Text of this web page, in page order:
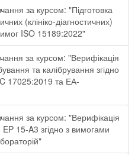
за курсом: "Підготовка
(клініко-діагностичних)
ISO 15189:2022"
за курсом: "Верифікація
та калібрування згідно
17025:2019 та ЕА-
за курсом: "Верифікація
15-A3 згідно з вимогами